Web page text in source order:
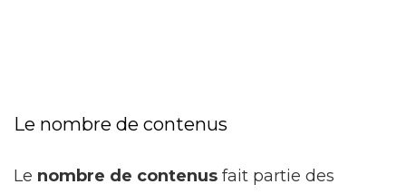
Le nombre de contenus
Le nombre de contenus fait partie des